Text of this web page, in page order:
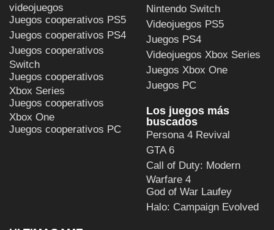
videojuegos
Juegos cooperativos PS5
Juegos cooperativos PS4
Juegos cooperativos
Switch
Juegos cooperativos
Xbox Series
Juegos cooperativos
Xbox One
Juegos cooperativos PC
Nintendo Switch
Videojuegos PS5
Juegos PS4
Videojuegos Xbox Series
Juegos Xbox One
Juegos PC
Los juegos más
buscados
Persona 4 Revival
GTA 6
Call of Duty: Modern
Warfare 4
God of War Laufey
Halo: Campaign Evolved